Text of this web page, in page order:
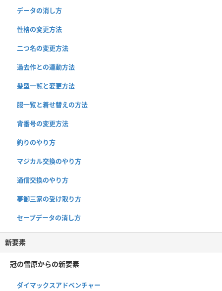
データの消し方
性格の変更方法
二つ名の変更方法
過去作との連動方法
髪型一覧と変更方法
服一覧と着せ替えの方法
背番号の変更方法
釣りのやり方
マジカル交換のやり方
通信交換のやり方
夢御三家の受け取り方
セーブデータの消し方
新要素
冠の雪原からの新要素
ダイマックスアドベンチャー